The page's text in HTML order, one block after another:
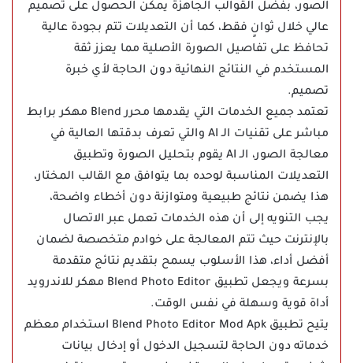
الصور، بفضل القوالب الجاهزة يمكن الحصول على تصميم
عالي خلال ثوانٍ فقط، كما أن التعديلات تتم بجودة عالية
تحافظ على تفاصيل الصورة الأصلية مما يعزز ثقة
المستخدم في النتائج النهائية دون الحاجة لأي خبرة
تصميم.
تعتمد جميع الخدمات التي يقدمها محرر Blend مهكر برابط
مباشر على تقنيات الـ AI والتي تعرف بدقتها العالية في
معالجة الصور، الـ AI يقوم بتحليل الصورة وتطبيق
التعديلات المناسبة لوحده بما يتوافق مع القالب المختار،
هذا يضمن نتائج طبيعية ومتوازنة دون أخطاء واضحة،
يجب التنويه إلى أن هذه الخدمات تعمل عبر الاتصال
بالإنترنت حيث تتم المعالجة على خوادم متخصصة لضمان
أفضل أداء، هذا الأسلوب يسمح بتقديم نتائج متقدمة
بسرعة ويجعل تطبيق Blend Photo Editor مهكر للاندرويد
أداة قوية وسهلة في نفس الوقت.
يتيح تطبيق Blend Photo Editor Mod Apk استخدام معظم
خدماته دون الحاجة لتسجيل الدخول أو إدخال بيانات